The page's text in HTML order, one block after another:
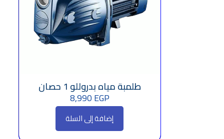
طلمبة مياه بدروللو 1 حصان
8,990EGP
إضافة إلى السلة